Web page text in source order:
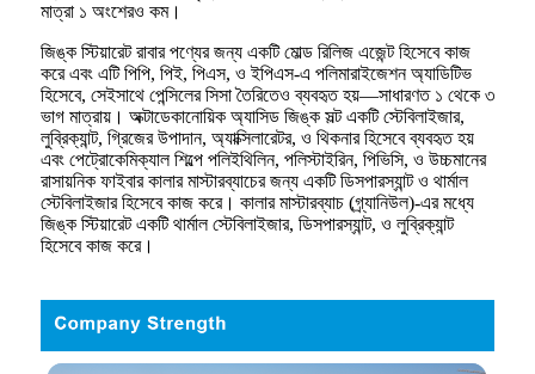
মাত্রা ১ অংশেরও কম।
জিঙ্ক স্টিয়ারেট রাবার পণ্যের জন্য একটি মোল্ড রিলিজ এজেন্ট হিসেবে কাজ
করে এবং এটি পিপি, পিই, পিএস, ও ইপিএস-এ পলিমারাইজেশন অ্যাডিটিভ
হিসেবে, সেইসাথে পেন্সিলের সিসা তৈরিতেও ব্যবহৃত হয়—সাধারণত ১ থেকে ৩
ভাগ মাত্রায়। অক্টাডেকানোয়িক অ্যাসিড জিঙ্ক সল্ট একটি স্টেবিলাইজার,
লুব্রিক্যান্ট, গ্রিজের উপাদান, অ্যাক্সিলারেটর, ও থিকনার হিসেবে ব্যবহৃত হয়
এবং পেট্রোকেমিক্যাল শিল্পে পলিইথিলিন, পলিস্টাইরিন, পিভিসি, ও উচ্চমানের
রাসায়নিক ফাইবার কালার মাস্টারব্যাচের জন্য একটি ডিসপারস্যান্ট ও থার্মাল
স্টেবিলাইজার হিসেবে কাজ করে। কালার মাস্টারব্যাচ (গ্র্যানিউল)-এর মধ্যে
জিঙ্ক স্টিয়ারেট একটি থার্মাল স্টেবিলাইজার, ডিসপারস্যান্ট, ও লুব্রিক্যান্ট
হিসেবে কাজ করে।